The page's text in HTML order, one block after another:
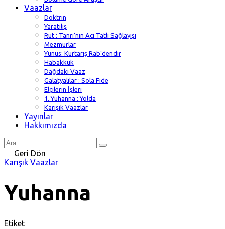
Vaazlar
Doktrin
Yaratılış
Rut : Tanrı’nın Acı Tatlı Sağlayışı
Mezmurlar
Yunus: Kurtarış Rab’dendir
Habakkuk
Dağdaki Vaaz
Galatyalılar : Sola Fide
Elçilerin İşleri
1. Yuhanna : Yolda
Karışık Vaazlar
Yayınlar
Hakkımızda
Search
forGeri Dön
Karışık Vaazlar
Yuhanna
Etiket